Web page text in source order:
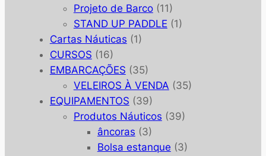
Projeto de Barco(11)
STAND UP PADDLE (1)
Cartas Náuticas (1)
CURSOS (16)
EMBARCAÇÕES (35)
VELEIROS À VENDA (35)
EQUIPAMENTOS (39)
Produtos Náuticos (39)
âncoras (3)
Bolsa estanque (3)